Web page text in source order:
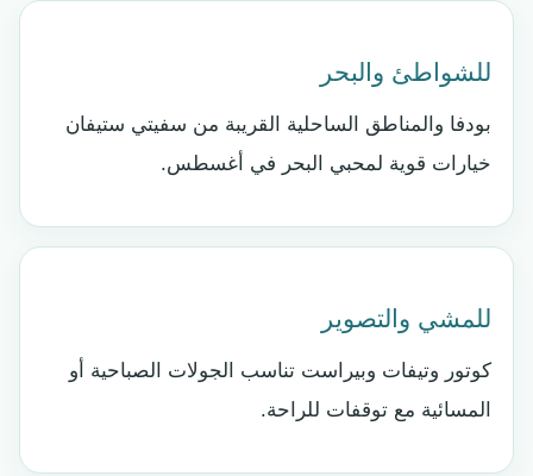
للشواطئ والبحر
بودفا والمناطق الساحلية القريبة من سفيتي ستيفان
خيارات قوية لمحبي البحر في أغسطس.
للمشي والتصوير
كوتور وتيفات وبيراست تناسب الجولات الصباحية أو
المسائية مع توقفات للراحة.